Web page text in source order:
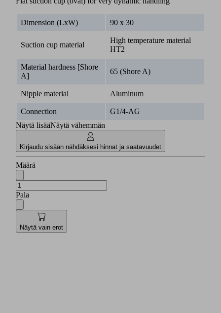
Dimension (LxW) 90 x 30
Suction cup material
High temperature material
HT2
Material hardness [Shore
A]
65 (Shore A)
Nipple material Aluminum
Connection
G1/4-AG
Näytä lisääNäytä vähemmän
Kirjaudu sisään nähdäksesi hinnat ja saatavuudet
Määrä
Pala
Näytä vain erot